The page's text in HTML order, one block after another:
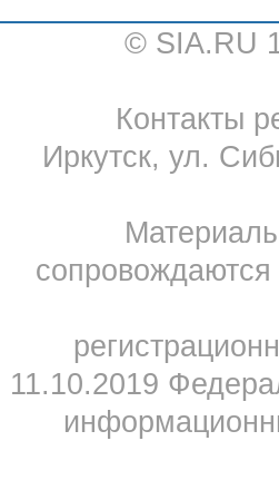
© SIA.RU
Контакты
Иркутск, ул.
11.10.2019